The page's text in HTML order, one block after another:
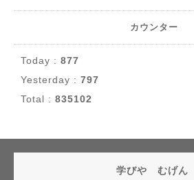
カウンター
Today : 877
Yesterday : 797
Total : 835102
学びや むげん